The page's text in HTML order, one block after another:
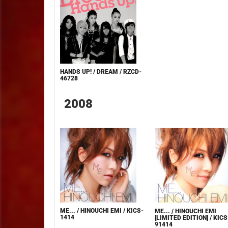
HANDS UP! / DREAM / RZCD-
46728
2008
ME... / HINOUCHI EMI / KICS-
1414
ME... / HINOUCHI EMI
[LIMITED EDITION] /
91414